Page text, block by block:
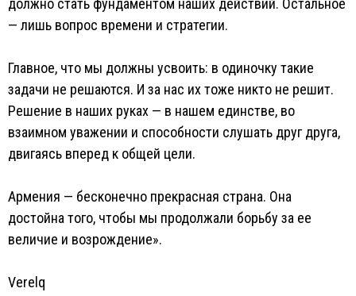
должно стать фундаментом наших действий. Остальное
— лишь вопрос времени и стратегии.
Главное, что мы должны усвоить: в одиночку такие
задачи не решаются. И за нас их тоже никто не решит.
Решение в наших руках — в нашем единстве, во
взаимном уважении и способности слушать друг друга,
двигаясь вперед к общей цели.
Армения — бесконечно прекрасная страна. Она
достойна того, чтобы мы продолжали борьбу за ее
величие и возрождение».
Verelq